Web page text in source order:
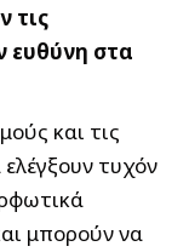
τις
ευθύνη στα
και τις
τυχόν
μπορούν να